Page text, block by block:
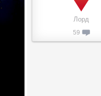
Лорд
59